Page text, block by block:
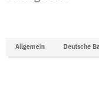
Allgemein Deutsche